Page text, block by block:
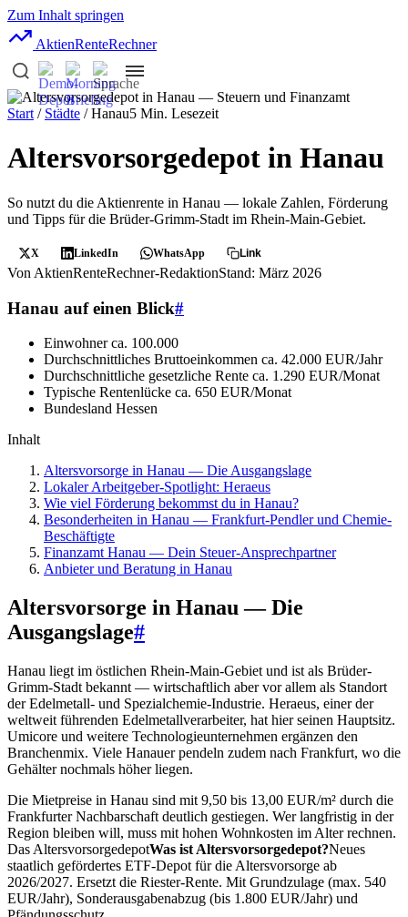
Zum Inhalt springen
AktienRenteRechner
Start / Städte / Hanau5 Min. Lesezeit
Altersvorsorgedepot in Hanau
So nutzt du die Aktienrente in Hanau — lokale Zahlen, Förderung
und Tipps für die Brüder-Grimm-Stadt im Rhein-Main-Gebiet.
X LinkedIn WhatsApp Link
Von AktienRenteRechner-RedaktionStand: März 2026
Hanau auf einen Blick#
Einwohnerca. 100.000
Durchschnittliches Bruttoeinkommen ca. 42.000 EUR/Jahr
Durchschnittliche gesetzliche Rente ca. 1.290 EUR/Monat
Typische Rentenlücke ca. 650 EUR/Monat
Bundesland Hessen
Inhalt
Altersvorsorge in Hanau — Die Ausgangslage
Lokaler Arbeitgeber-Spotlight: Heraeus
Wie viel Förderung bekommst du in Hanau?
Besonderheiten in Hanau — Frankfurt-Pendler und Chemie-
Beschäftigte
Finanzamt Hanau — Dein Steuer-Ansprechpartner
Anbieter und Beratung in Hanau
Altersvorsorge in Hanau — Die
Ausgangslage#
Hanau liegt im östlichen Rhein-Main-Gebiet und ist als Brüder-
Grimm-Stadt bekannt — wirtschaftlich aber vor allem als Standort
der Edelmetall- und Spezialchemie-Industrie. Heraeus, einer der
weltweit führenden Edelmetallverarbeiter, hat hier seinen Hauptsitz.
Umicore und weitere Technologieunternehmen ergänzen den
Branchenmix. Viele Hanauer pendeln zudem nach Frankfurt, wo die
Gehälter nochmals höher liegen.
Die Mietpreise in Hanau sind mit 9,50 bis 13,00 EUR/m² durch die
Frankfurter Nachbarschaft deutlich gestiegen. Wer langfristig in der
Region bleiben will, muss mit hohen Wohnkosten im Alter rechnen.
Das AltersvorsorgedepotWas ist Altersvorsorgedepot?Neues
staatlich gefördertes ETF-Depot für die Altersvorsorge ab
2026/2027. Ersetzt die Riester-Rente. Mit Grundzulage (max. 540
EUR/Jahr), Sonderausgabenabzug (bis 1.800 EUR/Jahr) und